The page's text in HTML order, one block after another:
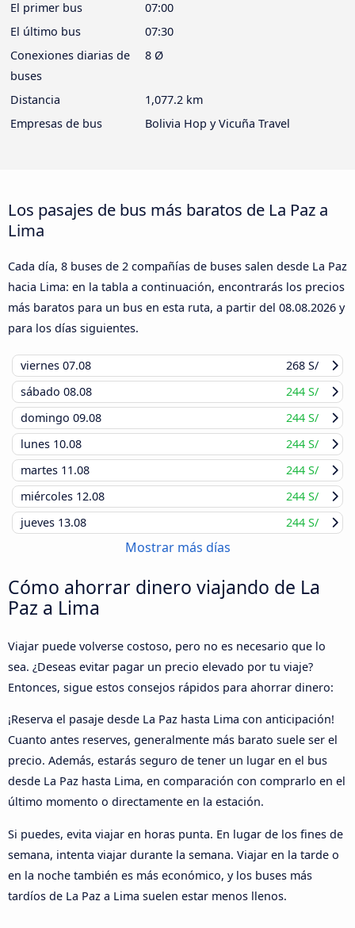
El primer bus
07:00
El último bus
07:30
Conexiones diarias de
buses
8 Ø
Distancia
1,077.2 km
Empresas de bus
Bolivia Hop y Vicuña Travel
Los pasajes de bus más baratos de La Paz a
Lima
Cada día, 8 buses de 2 compañías de buses salen desde La Paz
hacia Lima: en la tabla a continuación, encontrarás los precios
más baratos para un bus en esta ruta, a partir del 08.08.2026 y
para los días siguientes.
viernes 07.08
268 S/
sábado 08.08
244 S/
domingo 09.08
244 S/
lunes 10.08
244 S/
martes 11.08
244 S/
miércoles 12.08
244 S/
jueves 13.08 244 S/
Mostrar más días
Cómo ahorrar dinero viajando de La
Paz a Lima
Viajar puede volverse costoso, pero no es necesario que lo
sea. ¿Deseas evitar pagar un precio elevado por tu viaje?
Entonces, sigue estos consejos rápidos para ahorrar dinero:
¡Reserva el pasaje desde La Paz hasta Lima con anticipación!
Cuanto antes reserves, generalmente más barato suele ser el
precio. Además, estarás seguro de tener un lugar en el bus
desde La Paz hasta Lima, en comparación con comprarlo en el
último momento o directamente en la estación.
Si puedes, evita viajar en horas punta. En lugar de los fines de
semana, intenta viajar durante la semana. Viajar en la tarde o
en la noche también es más económico, y los buses más
tardíos de La Paz a Lima suelen estar menos llenos.